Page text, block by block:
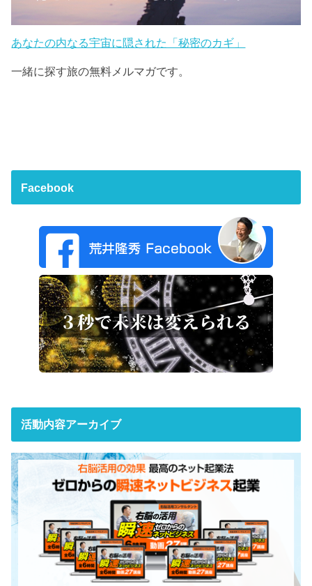
あなたの内なる宇宙に隠された「秘密のカギ」
一緒に探す旅の無料メルマガです。
Facebook
活動内容アーカイブ